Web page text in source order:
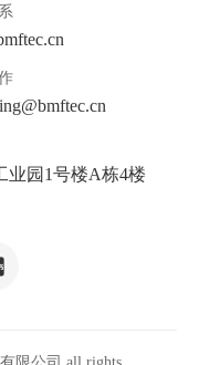
业园1号楼A栋4楼